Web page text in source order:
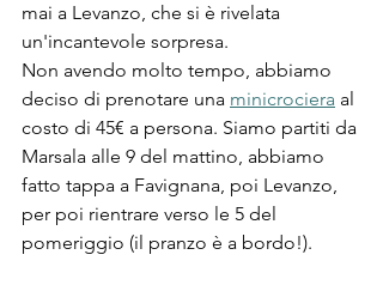
mai a Levanzo, che si è rivelata
un'incantevole sorpresa.
Non avendo molto tempo, abbiamo
deciso di prenotare una minicrociera al
costo di 45€ a persona. Siamo partiti da
Marsala alle 9 del mattino, abbiamo
fatto tappa a Favignana, poi Levanzo,
per poi rientrare verso le 5 del
pomeriggio (il pranzo è a bordo!).